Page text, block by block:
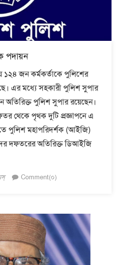
পদায়ন
১২৪ জন কর্মকর্তাকে পুলিশের
এর মধ্যে সহকারী পুলিশ সুপার
অতিরিক্ত পুলিশ সুপার রয়েছেন।
থেকে পৃথক দুটি প্রজ্ঞাপনে এ
পুলিশ মহাপরিদর্শক (আইজি)
দফতরের অতিরিক্ত ডিআইজি
Comment(০)